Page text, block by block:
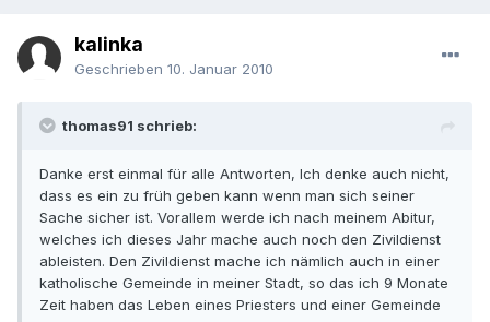
kalinka
Geschrieben 10. Januar 2010
thomas91 schrieb:
Danke erst einmal für alle Antworten, Ich denke auch nicht,
dass es ein zu früh geben kann wenn man sich seiner
Sache sicher ist. Vorallem werde ich nach meinem Abitur,
welches ich dieses Jahr mache auch noch den Zivildienst
ableisten. Den Zivildienst mache ich nämlich auch in einer
katholische Gemeinde in meiner Stadt, so das ich 9 Monate
Zeit haben das Leben eines Priesters und einer Gemeinde